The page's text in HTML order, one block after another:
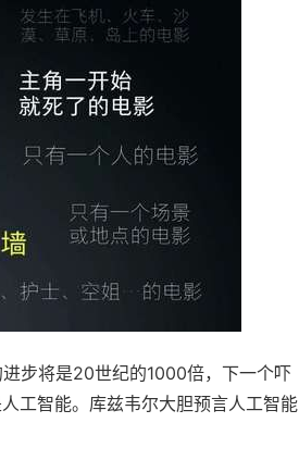
步将是20世纪的1000倍，下一个吓
工智能。库兹韦尔大胆预言人工智能